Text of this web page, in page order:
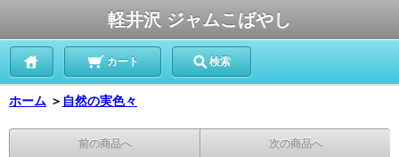
軽井沢 ジャムこばやし
カート 検索
ホーム ＞ 自然の実色々
前の商品へ 次の商品へ